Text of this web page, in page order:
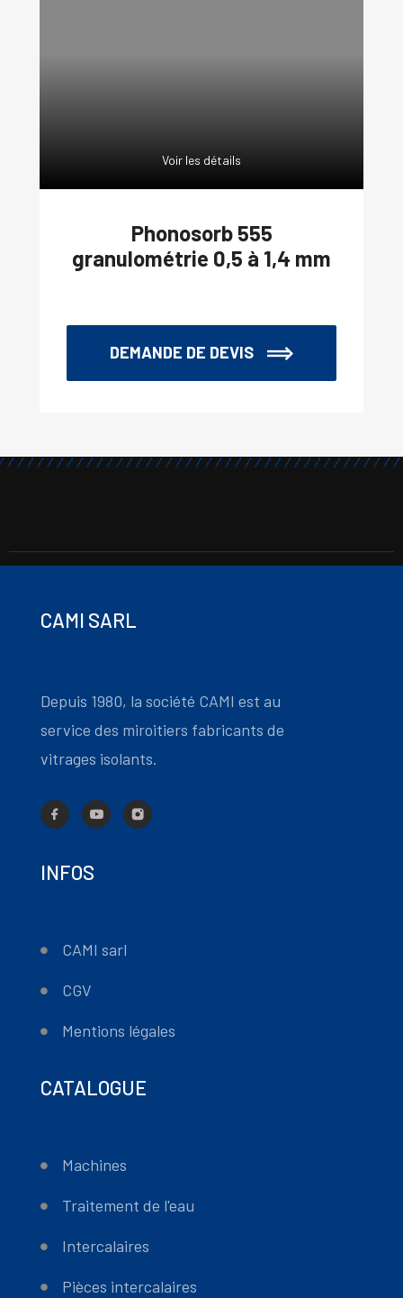
Voir les détails
Phonosorb 555
granulométrie 0,5 à 1,4 mm
DEMANDE DE DEVIS
CAMI SARL
Depuis 1980, la société CAMI est au
service des miroitiers fabricants de
vitrages isolants.
INFOS
CAMI sarl
CGV
Mentions légales
CATALOGUE
Machines
Traitement de l'eau
Intercalaires
Pièces intercalaires